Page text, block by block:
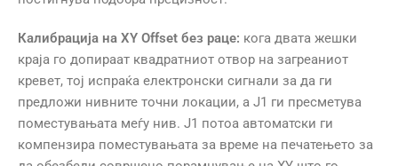
Калибрација на XY Offset без раце: кога двата жешки
краја го допираат квадратниот отвор на загреаниот
кревет, тој испраќа електронски сигнали за да ги
предложи нивните точни локации, а J1 ги пресметува
поместувањата меѓу нив. J1 потоа автоматски ги
компензира поместувањата за време на печатењето за